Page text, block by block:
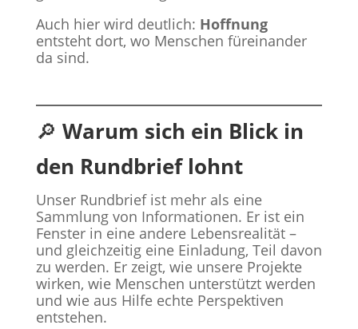
Auch hier wird deutlich: Hoffnung
entsteht dort, wo Menschen füreinander
da sind.
🔎 Warum sich ein Blick in
den Rundbrief lohnt
Unser Rundbrief ist mehr als eine
Sammlung von Informationen. Er ist ein
Fenster in eine andere Lebensrealität –
und gleichzeitig eine Einladung, Teil davon
zu werden. Er zeigt, wie unsere Projekte
wirken, wie Menschen unterstützt werden
und wie aus Hilfe echte Perspektiven
entstehen.